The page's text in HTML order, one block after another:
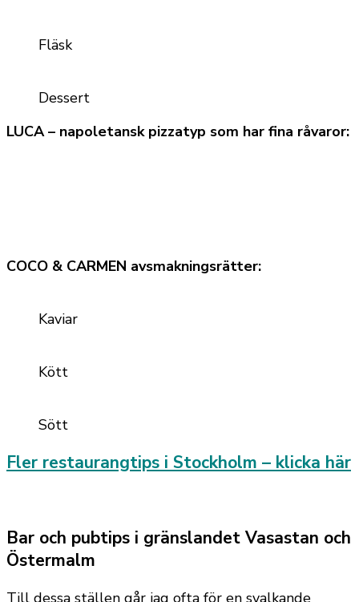
Fläsk
Dessert
LUCA – napoletansk pizzatyp som har fina råvaror:
COCO & CARMEN avsmakningsrätter:
Kaviar
Kött
Sött
Fler restaurangtips i Stockholm – klicka här
Bar och pubtips i gränslandet Vasastan och
Östermalm
Till dessa ställen går jag ofta för en svalkande